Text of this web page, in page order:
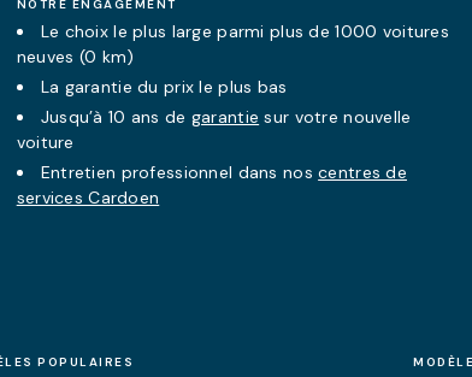
NOTRE ENGAGEMENT
Le choix le plus large parmi plus de 1000 voitures
neuves (0 km)
La garantie du prix le plus bas
Jusqu’à 10 ans de garantie sur votre nouvelle
voiture
Entretien professionnel dans noscentres de
services Cardoen
POPULAIRES